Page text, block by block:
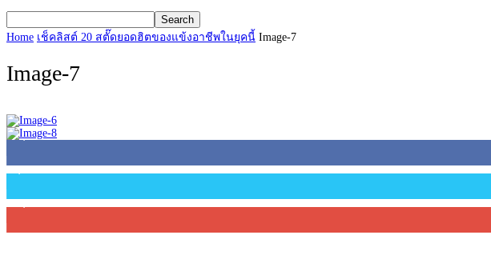
Home เช็คลิสต์ 20 สตั๊ดยอดฮิตของแข้งอาชีพในยุคนี้ Image-7
Image-7
45,305 Fans
2,754 Followers
27,500 Subscribers